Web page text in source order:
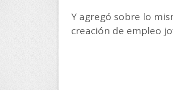
Y agregó sobre lo
creación de empleo